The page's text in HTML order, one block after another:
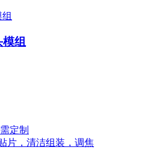
组
定制
片，清洁组装，调焦